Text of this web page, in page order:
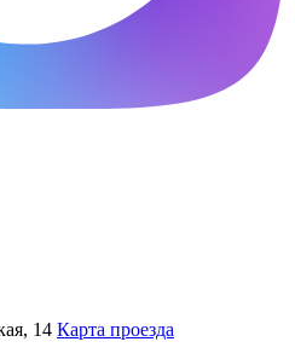
14 Карта проезда